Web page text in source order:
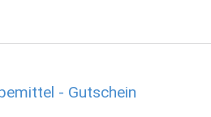
- Gutschein